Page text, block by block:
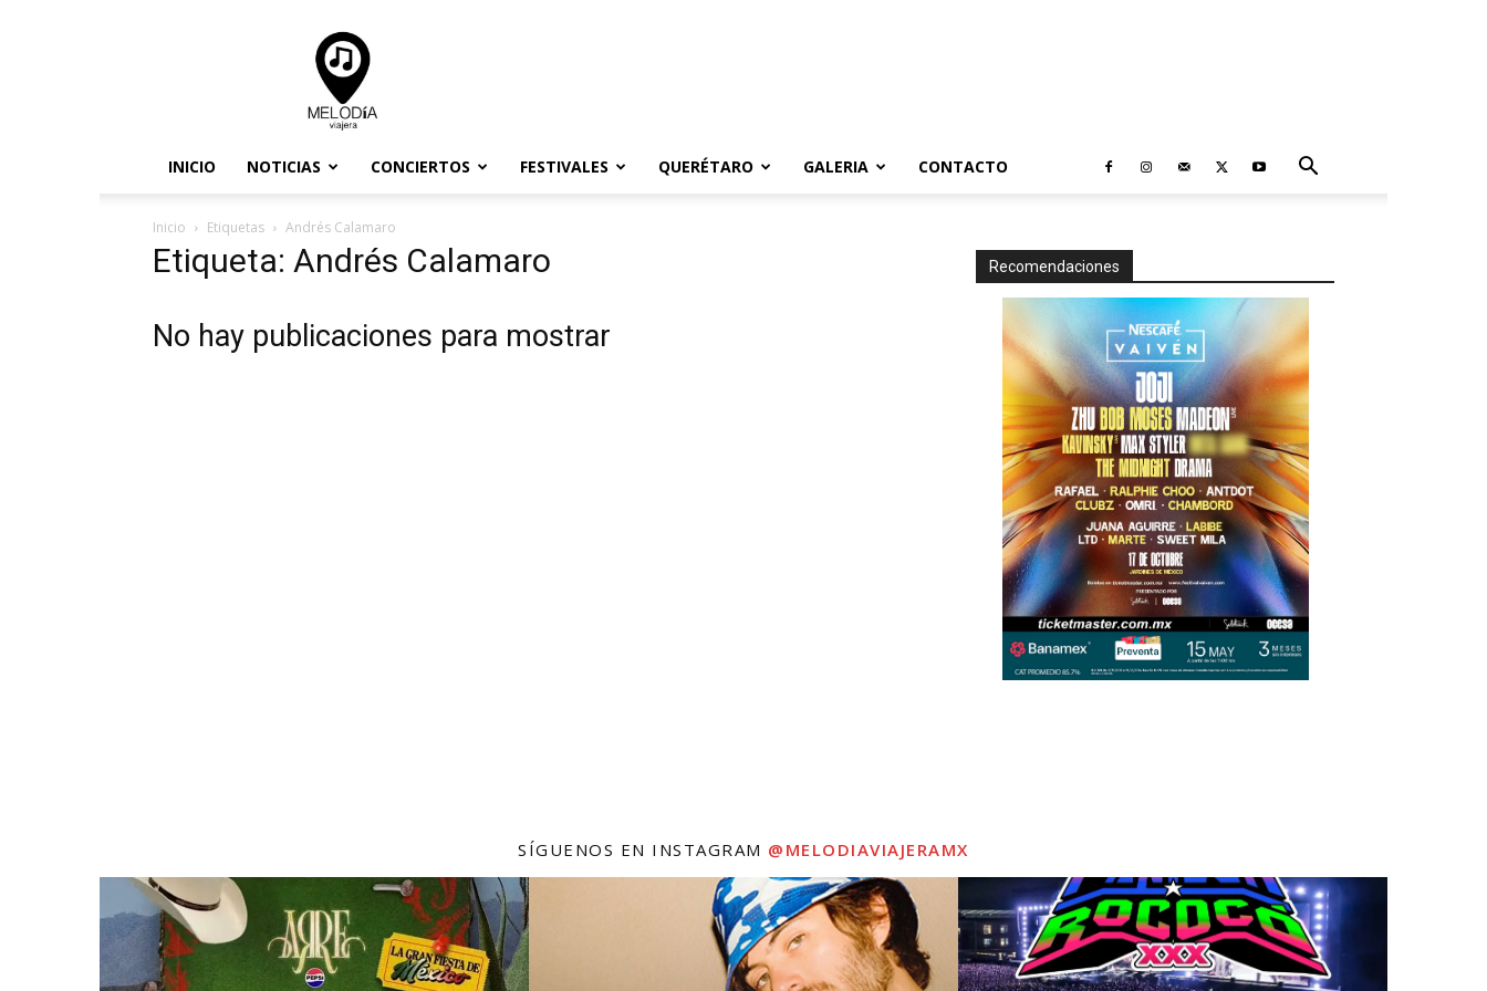
Melodia
Viajera
INICIO NOTICIAS CONCIERTOS FESTIVALES QUERÉTARO GALERIA CONTACTO
Inicio Etiquetas Andrés Calamaro
Etiqueta: Andrés Calamaro
No hay publicaciones para mostrar
Recomendaciones
SÍGUENOS EN INSTAGRAM @MELODIAVIAJERAMX